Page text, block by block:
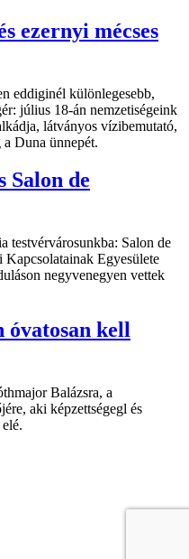
ezernyi mécses
eddiginél különlegesebb,
július 18-án nemzetiségeink
látványos vízibemutató,
Duna ünnepét.
Salon de
testvérvárosunkba: Salon de
Kapcsolatainak Egyesülete
negyvenegyen vettek
óvatosan kell
Balázsra, a
aki képzettségegl és